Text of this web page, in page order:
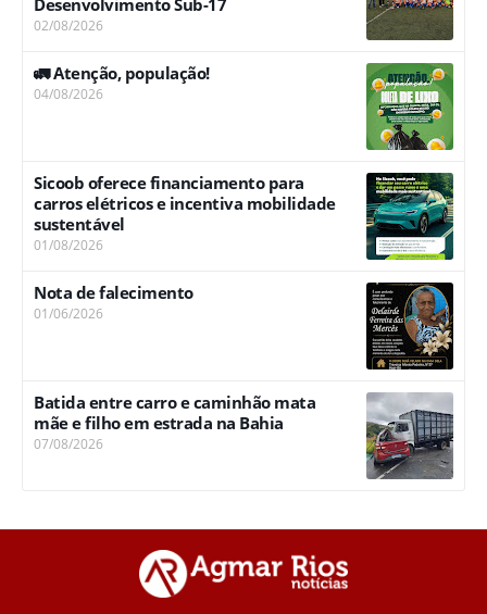
02/08/2026
🚛 Atenção, população!
04/08/2026
Sicoob oferece financiamento para
carros elétricos e incentiva mobilidade
sustentável
01/08/2026
Nota de falecimento
01/06/2026
Batida entre carro e caminhão mata
mãe e filho em estrada na Bahia
07/08/2026